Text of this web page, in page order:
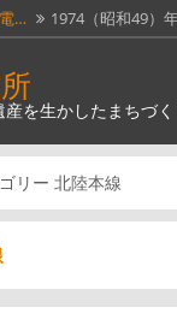
… 1974（昭和49）
…
… 明治５年（1872
… 南部縦貫鉄道。
… JR西日本奈良線
リー 北陸本線